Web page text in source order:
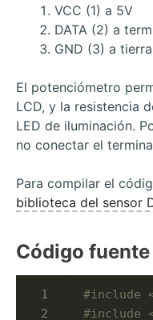
VCC (1) a 5V
DATA (2) a
GND (3) a tierra
El potenciómetro
LCD, y la resistencia
LED de iluminación.
no conectar el
Para compilar el
biblioteca del sensor
Código fuente
#include
#include